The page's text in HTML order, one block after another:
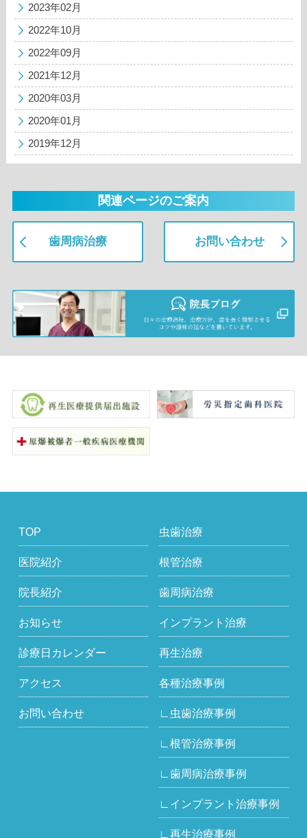
2023年02月
2022年10月
2022年09月
2021年12月
2020年03月
2020年01月
2019年12月
関連ページのご案内
歯周病治療 お問い合わせ
TOP
医院紹介
院長紹介
お知らせ
診療日カレンダー
アクセス
お問い合わせ
虫歯治療
根管治療
歯周病治療
インプラント治療
再生治療
各種治療事例
∟虫歯治療事例
∟根管治療事例
∟歯周病治療事例
∟インプラント治療事例
∟再生治療事例